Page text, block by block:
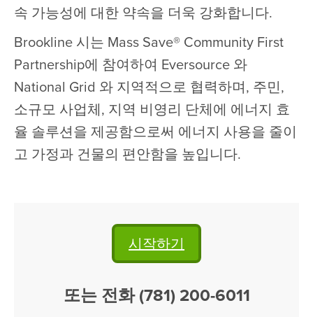
속 가능성에 대한 약속을 더욱 강화합니다.
Brookline 시는 Mass Save® Community First
Partnership에 참여하여 Eversource 와
National Grid 와 지역적으로 협력하며, 주민,
소규모 사업체, 지역 비영리 단체에 에너지 효
율 솔루션을 제공함으로써 에너지 사용을 줄이
고 가정과 건물의 편안함을 높입니다.
시작하기
또는 전화 (781) 200-6011